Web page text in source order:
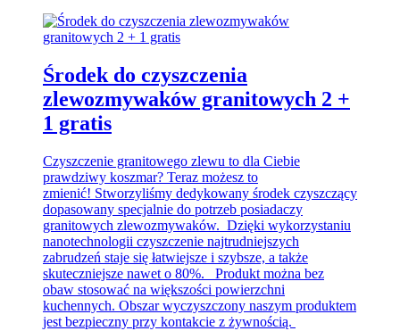
Środek do czyszczenia
zlewozmywaków granitowych 2 +
1 gratis
Czyszczenie granitowego zlewu to dla Ciebie
prawdziwy koszmar? Teraz możesz to
zmienić! Stworzyliśmy dedykowany środek czyszczący
dopasowany specjalnie do potrzeb posiadaczy
granitowych zlewozmywaków. Dzięki wykorzystaniu
nanotechnologii czyszczenie najtrudniejszych
zabrudzeń staje się łatwiejsze i szybsze, a także
skuteczniejsze nawet o 80%. Produkt można bez
obaw stosować na większości powierzchni
kuchennych. Obszar wyczyszczony naszym produktem
jest bezpieczny przy kontakcie z żywnością.